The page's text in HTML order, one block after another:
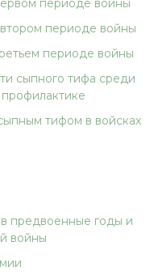
периоде войны
периоде войны
периоде войны
сыпного тифа среди
тифом в войсках
предвоенные годы и
войны